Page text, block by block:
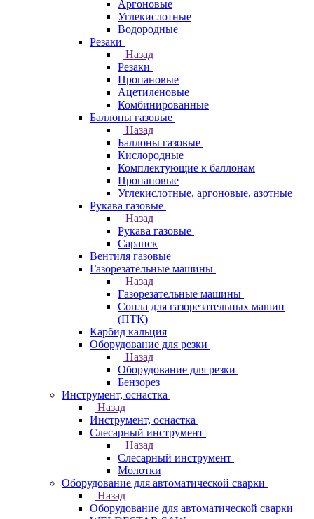
Аргоновые
Углекислотные
Водородные
Резаки
Назад
Резаки
Пропановые
Ацетиленовые
Комбинированные
Баллоны газовые
Назад
Баллоны газовые
Кислородные
Комплектующие к баллонам
Пропановые
Углекислотные, аргоновые, азотные
Рукава газовые
Назад
Рукава газовые
Саранск
Вентиля газовые
Газорезательные машины
Назад
Газорезательные машины
Сопла для газорезательных машин
(ПТК)
Карбид кальция
Оборудование для резки
Назад
Оборудование для резки
Бензорез
Инструмент, оснастка
Назад
Инструмент, оснастка
Слесарный инструмент
Назад
Слесарный инструмент
Молотки
Оборудование для автоматической сварки
Назад
Оборудование для автоматической сварки